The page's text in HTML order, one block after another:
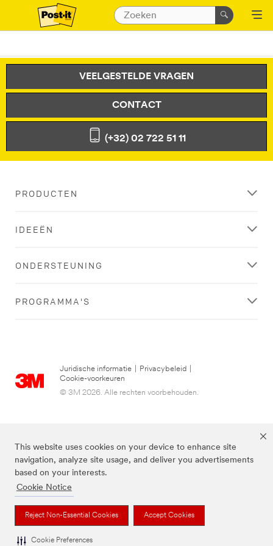
This website uses cookies on your device to enhance site
navigation, analyze site usage, and deliver you advertisements
based on your interests.
Cookie Notice
Reject Non-Essential Cookies Accept Cookies
Cookie Preferences
VEELGESTELDE VRAGEN
CONTACT
(+32) 02 722 51 11
PRODUCTEN
IDEEËN
ONDERSTEUNING
PROGRAMMA'S
Juridische informatie Privacybeleid
Cookie-voorkeuren
© 3M 2026. Alle rechten voorbehouden.
3M, Post-it® en de kleur Canary Yellow™ zijn handelsmerken van 3M.